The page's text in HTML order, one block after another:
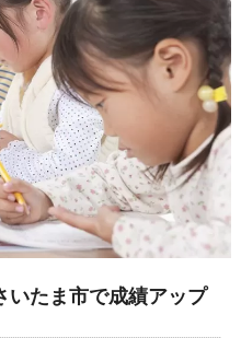
いたま市で成績アップ